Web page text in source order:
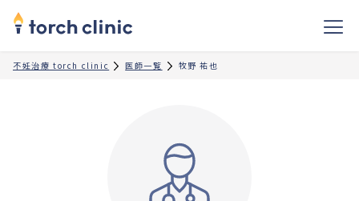
不妊治療 torch clinic 医師一覧 牧野 祐也